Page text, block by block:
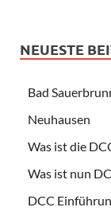
NEUESTE
Bad
Neuhausen
Was ist die
Was ist nun
DCC